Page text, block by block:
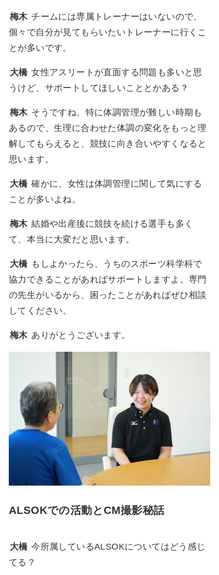
梅木 チームには専属トレーナーはいないので、
個々で自分が見てもらいたいトレーナーに行くこ
とが多いです。
大橋 女性アスリートが直面する問題も多いと思
うけど、サポートしてほしいこととかある？
梅木 そうですね、特に体調管理が難しい時期も
あるので、生理に合わせた体調の変化をもっと理
解してもらえると、競技に向き合いやすくなると
思います。
大橋 確かに、女性は体調管理に関して気にする
ことが多いよね。
梅木 結婚や出産後に競技を続ける選手も多く
て、本当に大変だと思います。
大橋 もしよかったら、うちのスポーツ科学科で
協力できることがあればサポートしますよ。専門
の先生がいるから、困ったことがあればぜひ相談
してください。
梅木 ありがとうございます。
ALSOKでの活動とCM撮影秘話
大橋 今所属しているALSOKについてはどう感じ
てる？